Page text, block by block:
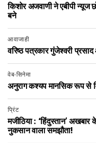
किशोर अजवाणी ने एबीपी न्यूज
बने
आवाजाही
वरिष्ठ पत्रकार गुंजेश्वरी
वेब-सिनेमा
अनुराग कश्यप मानसिक रूप से
प्रिंट
मजीठिया : ‘हिंदुस्‍तान’
नुकसान वाला समझौता!